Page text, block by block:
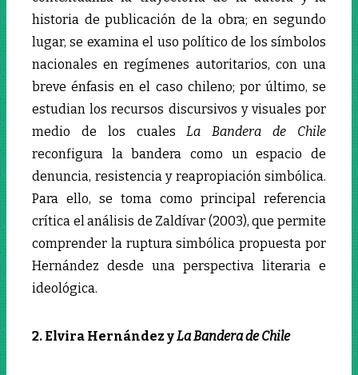
historia de publicación de la obra; en segundo
lugar, se examina el uso político de los símbolos
nacionales en regímenes autoritarios, con una
breve énfasis en el caso chileno; por último, se
estudian los recursos discursivos y visuales por
medio de los cuales La Bandera de Chile
reconfigura la bandera como un espacio de
denuncia, resistencia y reapropiación simbólica.
Para ello, se toma como principal referencia
crítica el análisis de Zaldívar (2003), que permite
comprender la ruptura simbólica propuesta por
Hernández desde una perspectiva literaria e
ideológica.
2. Elvira Hernández yLa Bandera de Chile